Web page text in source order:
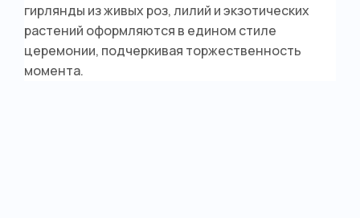
гирлянды из живых роз, лилий и экзотических
растений оформляются в едином стиле
церемонии, подчеркивая торжественность
момента.